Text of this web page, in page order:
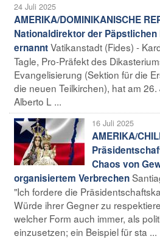
24 Juli 2025
AMERIKA/DOMINIKANISCHE
Nationaldirektor der
ernanntVatikanstadt (Fides) -
Tagle, Pro-Präfekt des
Evangelisierung (Sektion für die
die neuen Teilkirchen), hat am
Alberto L ...
16 Juli 2025
AMERIKA/
Chaos von
organisiertem Verbrechen
"Ich fordere die
Würde ihrer Gegner zu
welcher Form auch immer, als
einzusetzen; ein Beispiel für sta ...